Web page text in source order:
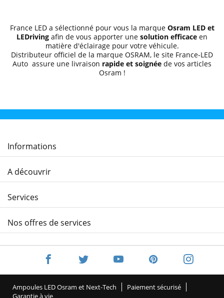
France LED a sélectionné pour vous la marque Osram LED et
LEDriving afin de vous apporter une solution efficace en
matière d'éclairage pour votre véhicule.
Distributeur officiel de la marque OSRAM, le site France-LED
Auto assure une livraison rapide et soignée de vos articles
Osram !
Informations
A découvrir
Services
Nos offres de services
Ampoules LED Osram et Next-Tech
Paiement sécurisé
Garantie à vie